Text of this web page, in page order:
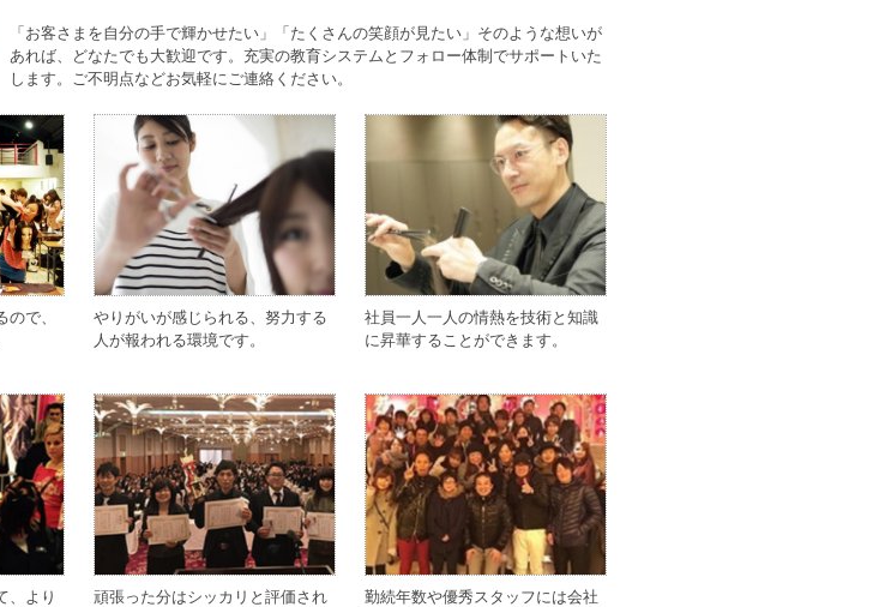
「お客さまを自分の手で輝かせたい」「たくさんの笑顔が見たい」そのような想いが
あれば、どなたでも大歓迎です。充実の教育システムとフォロー体制でサポートいた
します。ご不明点などお気軽にご連絡ください。
で、
やりがいが感じられる、努力する
人が報われる環境です。
社員一人一人の情熱を技術と知識
に昇華することができます。
、より
頑張った分はシッカリと評価され
勤続年数や優秀スタッフには会社